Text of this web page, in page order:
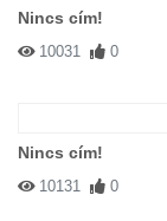
Nincs cím!
10031 0
Nincs cím!
10131 0